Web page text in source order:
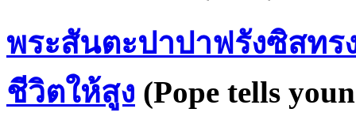
พระสันตะปาปาฟรังซิสทร
ชีวิตให้สูง (Pope tells